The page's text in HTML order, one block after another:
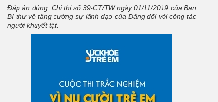
Đáp án đúng: Chỉ thị số 39-CT/TW ngày 01/11/2019 của Ban
Bí thư về tăng cường sự lãnh đạo của Đảng đối với công tác
người khuyết tật.